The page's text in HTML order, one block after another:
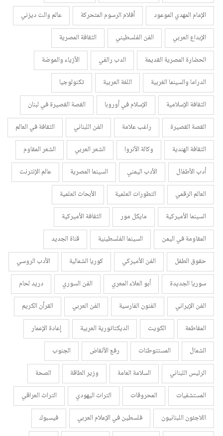
الإمام المهدي الموعود
أفلام الرسوم المتحركة
عالم والت ديزني
الإبداع العربي
الفن الفلسطيني
الثقافة المصرية
الحضارة المصرية القديمة
الدب رالفي
الأزياء والموضة
الدراما والسينما الغربية
اللغة العربية
تكنولوجيا
الثقافة الإسلامية
الإسلام في أوروبا
القصة القصيرة في لبنان
القصة القصيرة
راغب علامة الفن اللبناني
الثقافة في العالم
الثقافة الهندية
وكالة الأنروا الشعر العربي
الشعر المقاوم
أدب الأطفال
الأدب اليمني السينما المصرية
عالم الإنترنت
العالم الرقمي
التطورات العلمية
الأبحاث العلمية
السينما الأميركية
مايكل مور
الثقافة الأميركية
المقاومة في اليمن
السينما الفلسطينية
قناة الجديد
حقوق الطفل
الفن الأميركي كوريا الشمالية
الأدب الروسي
سوريا الجديدة
أبو العلاء المعري الفن السوري
دريد لحام
الفن الإيراني
الفنون الفارسية الفن العربي
القرأن الكريم
المقاطعة
الكويت الديكتاتورية العربية
إعادة الإعمار
الشمال
المستتوطنات رفع الأنقاض
الجنوب
الرئيس اللبناني
السلامة العامة وزير الطاقة
الصحة
المستشفيات
المحروقات التراث اليهودي
التراث العراقي
اللاجئون اللبنانيون
فلسطين في الإعلام العربي
فيسبوك